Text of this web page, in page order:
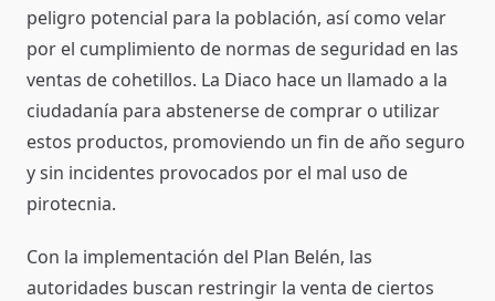
peligro potencial para la población, así como velar
por el cumplimiento de normas de seguridad en las
ventas de cohetillos. La Diaco hace un llamado a la
ciudadanía para abstenerse de comprar o utilizar
estos productos, promoviendo un fin de año seguro
y sin incidentes provocados por el mal uso de
pirotecnia.
Con la implementación del Plan Belén, las
autoridades buscan restringir la venta de ciertos